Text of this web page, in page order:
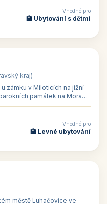
Vhodné pro
🏨 Ubytování s dětmi
kraj)
zámku v Miloticích na jižní
památek na Moravě,
Vhodné pro
🏨 Levné ubytování
městě Luhačovice ve